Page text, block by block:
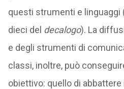
questi strumenti e
dieci del decalogo). La
e degli strumenti di
classi, inoltre, può
obiettivo: quello di abbattere